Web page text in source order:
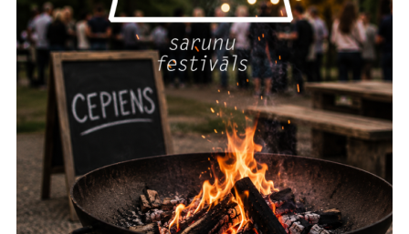
ThreadsFacebookYoutube
X Instagram
Flick TikTok